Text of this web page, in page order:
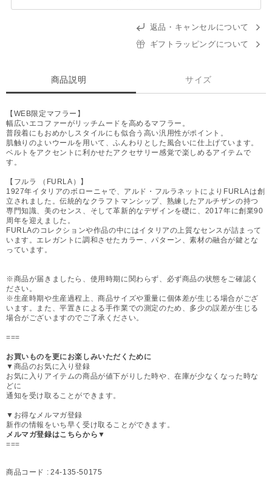
返品・キャンセルについて
ギフトラッピングについて
商品説明 サイズ
【WEB限定マフラー】
幅広いエコファーがリッチムードを高めるマフラー。
普段着にもおめかしスタイルにも似合う高い汎用性がポイント。
肌触りのよいウールを用いて、ふんわりとした風合いに仕上げています。
ベルトをアクセントに利かせたアクセサリー感覚で楽しめるアイテムで
す。
【フルラ （FURLA）】
1927年イタリアのボローニャで、アルド・フルラネットによりFURLAは創
立されました。伝統的なクラフトマンシップ、熟練したアルチザンの持つ
専門知識、美のセンス、そして革新的なデザインを礎に、2017年に創業90
周年を迎えました。
FURLAのコレクションや作品の中にはイタリアの上質なセンスが詰まって
います。エレガントに調和させたカラー、パターン、素材の融合が鍵とな
っています。
※商品が届きましたら、使用時期に関わらず、必ず商品の状態をご確認く
ださい。
※生産時期や生産過程上、商品サイズや重量に個体差が生じる場合がござ
います。また、平置きによる手作業での測定のため、多少の誤差が生じる
場合がございますのでご了承ください。
===
お買いものを更にお楽しみいただくために
▼商品のお気に入り登録
お気に入りアイテムの商品が値下がりした時や、在庫が少なくなった時な
どに
通知を受け取ることができます。
▼お得なメルマガ登録
新作の情報をいち早く受け取ることができます。
メルマガ登録はこちらから▼
===
商品コード : 24-135-50175